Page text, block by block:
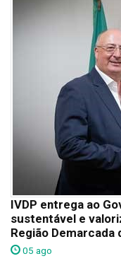
IVDP entrega ao
sustentável e
Região Demarcada
05 ago